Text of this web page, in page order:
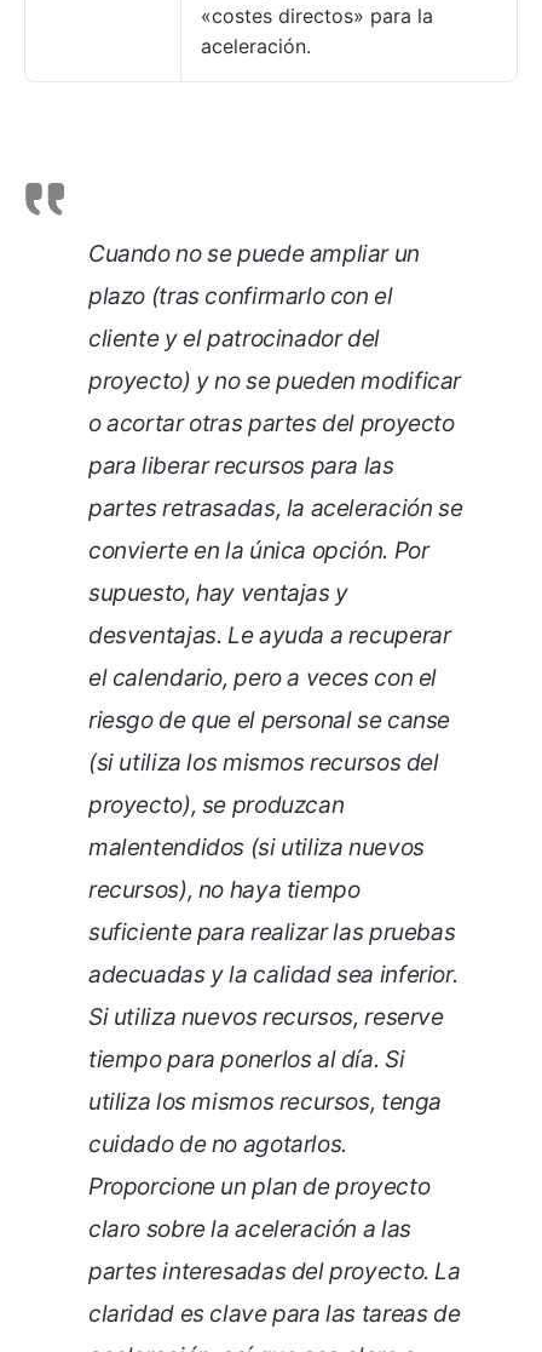
«costes directos» para la
aceleración.
Cuando no se puede ampliar un
plazo (tras confirmarlo con el
cliente y el patrocinador del
proyecto) y no se pueden modificar
o acortar otras partes del proyecto
para liberar recursos para las
partes retrasadas, la aceleración se
convierte en la única opción. Por
supuesto, hay ventajas y
desventajas. Le ayuda a recuperar
el calendario, pero a veces con el
riesgo de que el personal se canse
(si utiliza los mismos recursos del
proyecto), se produzcan
malentendidos (si utiliza nuevos
recursos), no haya tiempo
suficiente para realizar las pruebas
adecuadas y la calidad sea inferior.
Si utiliza nuevos recursos, reserve
tiempo para ponerlos al día. Si
utiliza los mismos recursos, tenga
cuidado de no agotarlos.
Proporcione un plan de proyecto
claro sobre la aceleración a las
partes interesadas del proyecto. La
claridad es clave para las tareas de